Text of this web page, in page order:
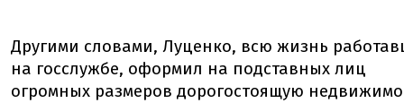
Другими словами, Луценко, всю жизнь
на госслужбе, оформил на подставных лиц
огромных размеров дорогостоящую